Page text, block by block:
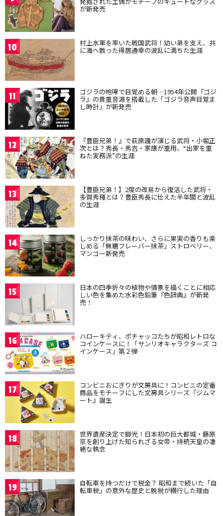
が新発売
10 村上水軍を率いた戦国武将！幼い弟を支え、共
に海へ散った得居通幸の波乱に満ちた生涯
11 ゴジラの咆哮で目覚める朝…1954年公開『ゴジ
ラ』の貴重音源を搭載した「ゴジラ音声目覚ま
し時計」が新発売
12 『豊臣兄弟！』で萩原護が演じる武将・小堀正
次とは？秀長・秀吉・家康が重用、“出家を重
ねた実務派”の生涯
13 【豊臣兄弟！】2度の改易から復活した武将・
多賀秀種とは？豊臣秀長に仕えた半年間と波乱
の生涯
14 しっかり抹茶の味わい、さらに果実の香りも楽
しめる「無糖フレーバー抹茶」ストロベリー、
マンゴー新発売
15 日本の四季折々の植物や情景を描くことに相応
しい色を集めた水彩色鉛筆『色辞典』が新発
売！
16 ハローキティ、ポチャッコたちが昭和レトロな
コインケースに！「サンリオキャラクターズ コ
インケース」第２弾
17 コンビニおにぎりが文房具に！コンビニの定番
商品をモチーフにした文房具シリーズ『ジムマ
ート』誕生
18 世界遺産決定で脚光！日本初の巨大都城・藤原
京を創り上げた知られざる女帝・持統天皇の凄
絶な執念
19 自転車を持つだけで税金？ 昭和まで続いた「自
転車税」の意外な歴史と脱税が横行した理由